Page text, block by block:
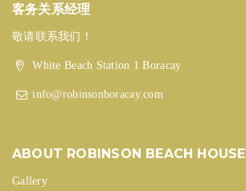
客务关系经理
敬请联系我们！
White Beach Station 1 Boracay
info@robinsonboracay.com
ABOUT ROBINSON BEACH HOUSE
Gallery